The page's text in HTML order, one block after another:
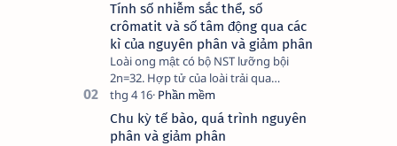
Tính số nhiễm sắc thể, số
crômatit và số tâm động qua các
kì của nguyên phân và giảm phân
Loài ong mật có bộ NST lưỡng bội
2n=32. Hợp tử của loài trải qua
nguyên phân. Hãy cho biết có bao
nhiêu NST, crômatit, tâm động có
trong một tế bà…
Chu kỳ tế bào, quá trình nguyên
phân và giảm phân